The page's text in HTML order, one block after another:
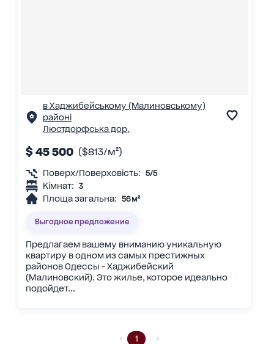
в Хаджибейському (Малиновському)
районі
Люстдорфська дор.
$ 45 500 ($813/м²)
Поверх/Поверховість: 5/5
Кімнат: 3
Площа загальна: 56 м²
Выгодное предложение
Предлагаем вашему вниманию уникальную
квартиру в одном из самых престижных
районов Одессы - Хаджибейский
(Малиновский). Это жилье, которое идеально
подойдет...
1